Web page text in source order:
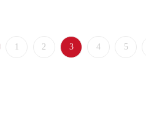
1 2 3 4 5